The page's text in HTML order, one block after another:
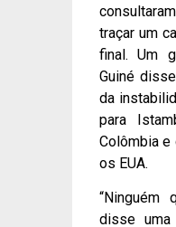
traçar um
final. Um
Guiné
da
para
Colômbia e
os EUA.
“Ninguém
disse uma